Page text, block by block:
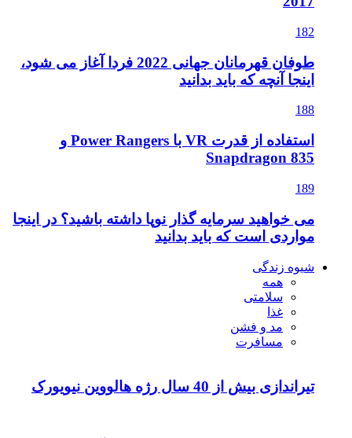
182
طوفان قهرمانان جهانی 2022 فردا آغاز می شود،
اینجا آنچه که باید بدانید
188
استفاده از قدرت VR با Power Rangers و
Snapdragon 835
189
می خواهید سرمایه گذار نوپا داشته باشید؟ در اینجا
مواردی است که باید بدانید
شیوه زندگی
همه
سلامتی
غذا
مد و فشن
مسافرت
تیراندازی بیش از 40 سال رژه هالووین نیویورک